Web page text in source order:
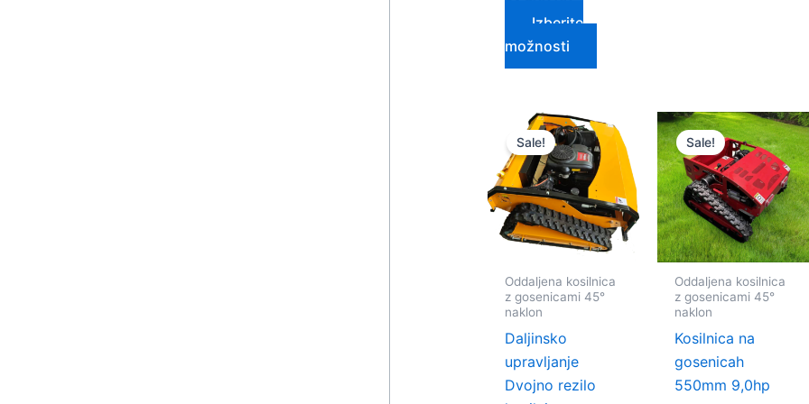
Izberite
možnosti
Sale!
Oddaljena kosilnica
z gosenicami 45°
naklon
Daljinsko
upravljanje
Dvojno rezilo
Cenovni
razpon:
od
$3,000.00
do
$4,100.00
Ta
izdelek
ima
več
različic.
Možnosti
izberete
Sale!
Oddaljena kosilnica
z gosenicami 45°
naklon
Kosilnica na
gosenicah
550mm 9,0hp
Cenovni
razpon:
od
$1,600.00
do
$2,000.00
Ta
izdelek
ima
več
različic.
lahko